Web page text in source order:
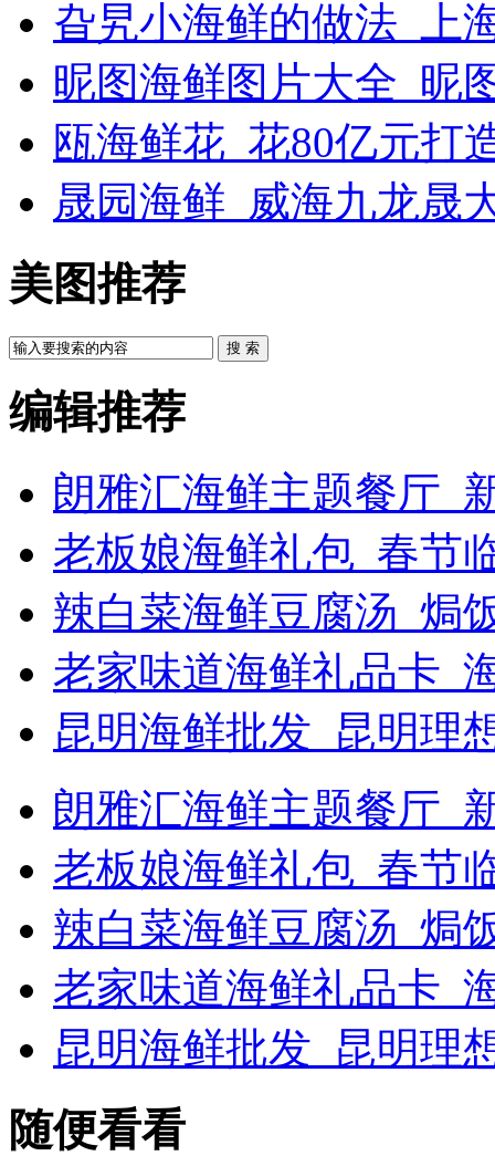
旮旯小海鲜的做法_上
昵图海鲜图片大全_昵
瓯海鲜花_花80亿元打
晟园海鲜_威海九龙晟
美图推荐
搜 索
编辑推荐
朗雅汇海鲜主题餐厅_
老板娘海鲜礼包_春节
辣白菜海鲜豆腐汤_焗
老家味道海鲜礼品卡_
昆明海鲜批发_昆明理
朗雅汇海鲜主题餐厅_
老板娘海鲜礼包_春节
辣白菜海鲜豆腐汤_焗
老家味道海鲜礼品卡_
昆明海鲜批发_昆明理
随便看看